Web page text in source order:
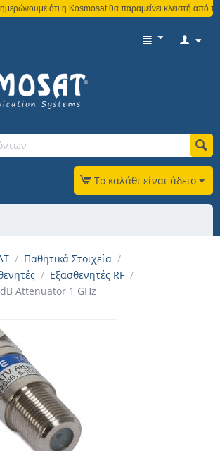
ότι η Kosmosat θα παραμείνει κλειστή από
Το καλάθι είναι άδειο
/ Παθητικά Στοιχεία /
/ Εξασθενητές RF /
Attenuator 1 GHz